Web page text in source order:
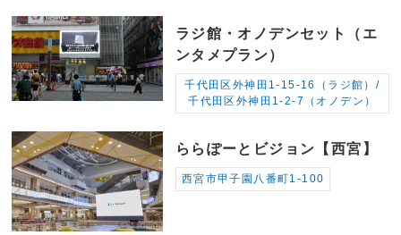
ラジ館・オノデンセット（エ
ンタメプラン）
千代田区外神田1-15-16（ラジ館）/
千代田区外神田1-2-7（オノデン）
ららぽーとビジョン【西宮】
西宮市甲子園八番町1-100